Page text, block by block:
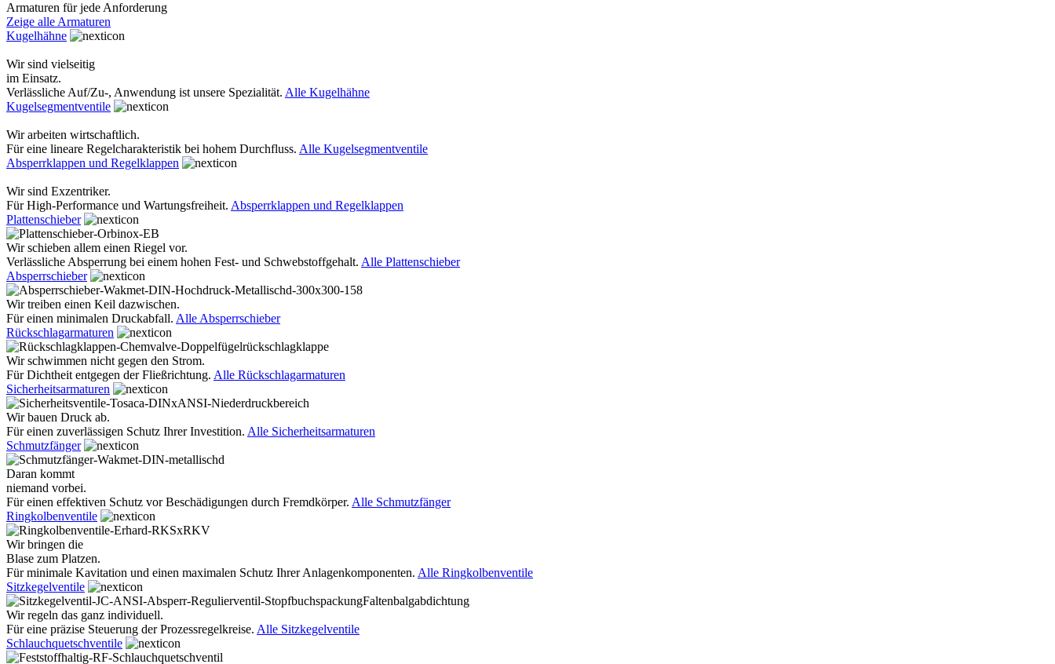
Armaturen für jede Anforderung
Zeige alle Armaturen
Kugelhähne
Wir sind vielseitig
im Einsatz.
Verlässliche Auf/Zu-, Anwendung ist unsere Spezialität. Alle Kugelhähne
Kugelsegmentventile
Wir arbeiten wirtschaftlich.
Für eine lineare Regelcharakteristik bei hohem Durchfluss. Alle Kugelsegmentventile
Absperrklappen und Regelklappen
Wir sind Exzentriker.
Für High-Performance und Wartungsfreiheit. Absperrklappen und Regelklappen
Plattenschieber
Wir schieben allem einen Riegel vor.
Verlässliche Absperrung bei einem hohen Fest- und Schwebstoffgehalt. Alle Plattenschieber
Absperrschieber
Wir treiben einen Keil dazwischen.
Für einen minimalen Druckabfall. Alle Absperrschieber
Rückschlagarmaturen
Wir schwimmen nicht gegen den Strom.
Für Dichtheit entgegen der Fließrichtung. Alle Rückschlagarmaturen
Sicherheitsarmaturen
Wir bauen Druck ab.
Für einen zuverlässigen Schutz Ihrer Investition. Alle Sicherheitsarmaturen
Schmutzfänger
Daran kommt
niemand vorbei.
Für einen effektiven Schutz vor Beschädigungen durch Fremdkörper. Alle Schmutzfänger
Ringkolbenventile
Wir bringen die
Blase zum Platzen.
Für minimale Kavitation und einen maximalen Schutz Ihrer Anlagenkomponenten. Alle Ringkolbenventile
Sitzkegelventile
Wir regeln das ganz individuell.
Für eine präzise Steuerung der Prozessregelkreise. Alle Sitzkegelventile
Schlauchquetschventile